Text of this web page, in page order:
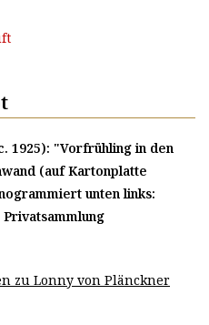
1925): "Vorfrühling in den
(auf Kartonplatte
unten links:
Privatsammlung
zu Lonny von Plänckner